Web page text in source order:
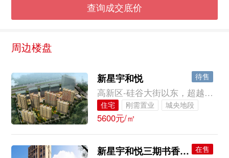
查询成交底价
周边楼盘
新星宇和悦 待售
高新区-硅谷大街以东，超越路以南（硅谷大街立交桥南桥头，下桥左侧）
住宅 刚需置业 城央地段
5600元/㎡
新星宇和悦三期书香门第 在售